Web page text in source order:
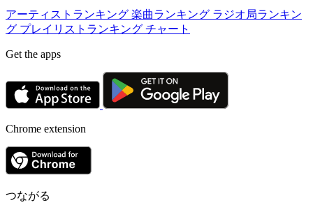
アーティストランキング 楽曲ランキング ラジオ局ランキン
グ プレイリストランキング チャート
Get the apps
Chrome extension
つながる